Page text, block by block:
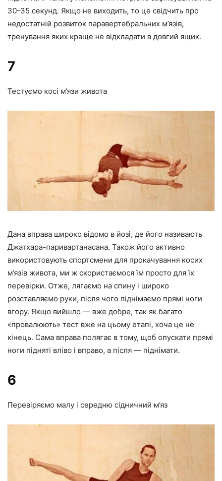
30-35 секунд. Якщо не виходить, то це свідчить про
недостатній розвиток паравертебральних м’язів,
тренування яких краще не відкладати в довгий ящик.
7
Тестуємо косі м’язи живота
Дана вправа широко відомо в йозі, де його називають
Джатхара-паривартанасана. Також його активно
використовують спортсмени для прокачування косих
м’язів живота, ми ж скористаємося їм просто для їх
перевірки. Отже, лягаємо на спину і широко
розставляємо руки, після чого піднімаємо прямі ноги
вгору. Якщо вийшло — вже добре, так як багато
«провалюють» тест вже на цьому етапі, хоча це не
кінець. Сама вправа полягає в тому, щоб опускати прямі
ноги підняті вліво і вправо, а після — піднімати.
6
Перевіряємо малу і середню сідничний м’яз